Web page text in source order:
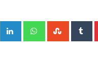
Google+ LinkedIn Whatsapp